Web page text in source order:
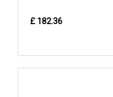
£ 182.36